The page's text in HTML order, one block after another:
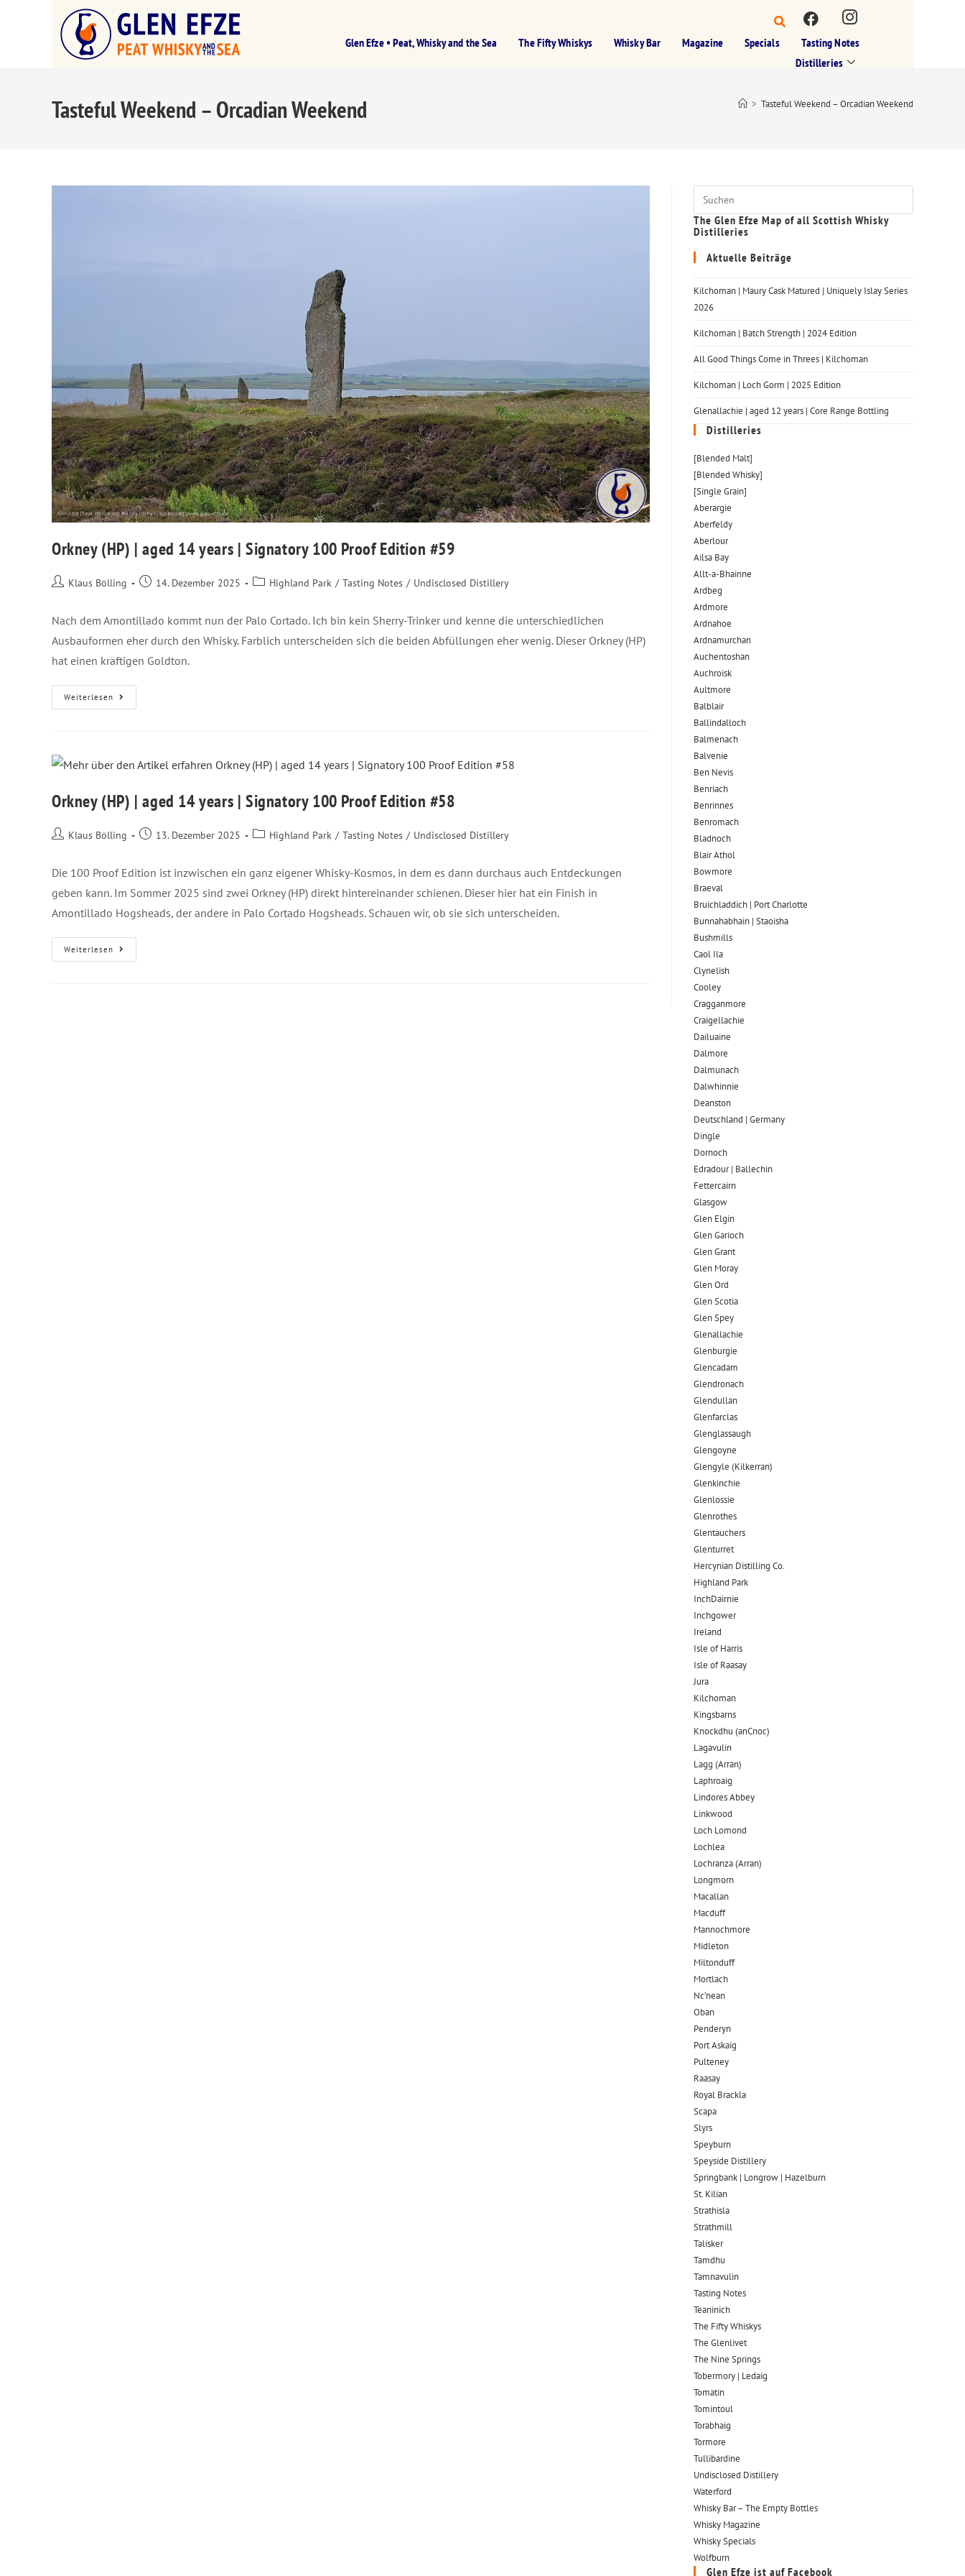
Glen Efze • Peat, Whisky and the Sea The Fifty Whiskys Whisky Bar Magazine Specials
Tasting Notes
Distilleries
Tasteful Weekend – Orcadian Weekend > Tasteful Weekend – Orcadian Weekend
Orkney (HP) | aged 14 years | Signatory 100 Proof Edition #59
Klaus Bölling 14. Dezember 2025 Highland Park / Tasting Notes / Undisclosed Distillery
Nach dem Amontillado kommt nun der Palo Cortado. Ich bin kein Sherry-Trinker und kenne die unterschiedlichen
Ausbauformen eher durch den Whisky. Farblich unterscheiden sich die beiden Abfüllungen eher wenig. Dieser Orkney (HP)
hat einen kräftigen Goldton.
Weiterlesen
Orkney (HP) | aged 14 years | Signatory 100 Proof Edition #58
Klaus Bölling 13. Dezember 2025 Highland Park / Tasting Notes / Undisclosed Distillery
Die 100 Proof Edition ist inzwischen ein ganz eigener Whisky-Kosmos, in dem es dann durchaus auch Entdeckungen
geben kann. Im Sommer 2025 sind zwei Orkney (HP) direkt hintereinander schienen. Dieser hier hat ein Finish in
Amontillado Hogsheads, der andere in Palo Cortado Hogsheads. Schauen wir, ob sie sich unterscheiden.
Weiterlesen
The Glen Efze Map of all Scottish Whisky
Distilleries
Aktuelle Beiträge
Kilchoman | Maury Cask Matured | Uniquely Islay Series
2026
Kilchoman | Batch Strength | 2024 Edition
All Good Things Come in Threes | Kilchoman
Kilchoman | Loch Gorm​ | 2025 Edition
Glenallachie | aged 12 years | Core Range Bottling
Distilleries
[Blended Malt]
[Blended Whisky]
[Single Grain]
Aberargie
Aberfeldy
Aberlour
Ailsa Bay
Allt-a-Bhainne
Ardbeg
Ardmore
Ardnahoe
Ardnamurchan
Auchentoshan
Auchroisk
Aultmore
Balblair
Ballindalloch
Balmenach
Balvenie
Ben Nevis
Benriach
Benrinnes
Benromach
Bladnoch
Blair Athol
Bowmore
Braeval
Bruichladdich | Port Charlotte
Bunnahabhain | Staoisha
Bushmills
Caol Ila
Clynelish
Cooley
Cragganmore
Craigellachie
Dailuaine
Dalmore​
Dalmunach
Dalwhinnie
Deanston
Deutschland | Germany
Dingle
Dornoch
Edradour | Ballechin
Fettercairn
Glasgow
Glen Elgin
Glen Garioch
Glen Grant
Glen Moray
Glen Ord
Glen Scotia
Glen Spey
Glenallachie
Glenburgie
Glencadam
Glendronach
Glendullan
Glenfarclas
Glenglassaugh
Glengoyne
Glengyle (Kilkerran)
Glenkinchie
Glenlossie
Glenrothes
Glentauchers
Glenturret
Hercynian Distilling Co.
Highland Park
InchDairnie
Inchgower
Ireland
Isle of Harris
Isle of Raasay
Jura
Kilchoman
Kingsbarns
Knockdhu (anCnoc)
Lagavulin
Lagg (Arran)
Laphroaig
Lindores Abbey
Linkwood
Loch Lomond
Lochlea
Lochranza (Arran)
Longmorn
Macallan
Macduff
Mannochmore
Midleton
Miltonduff
Mortlach
Nc’nean
Oban
Penderyn
Port Askaig
Pulteney
Raasay
Royal Brackla
Scapa
Slyrs
Speyburn
Speyside Distillery
Springbank | Longrow | Hazelburn
St. Kilian
Strathisla
Strathmill
Talisker
Tamdhu
Tamnavulin
Tasting Notes
Teaninich
The Fifty Whiskys
The Glenlivet
The Nine Springs
Tobermory | Ledaig
Tomatin
Tomintoul
Torabhaig
Tormore
Tullibardine
Undisclosed Distillery
Waterford
Whisky Bar – The Empty Bottles
Whisky Magazine
Whisky Specials
Wolfburn
Glen Efze ist auf Facebook